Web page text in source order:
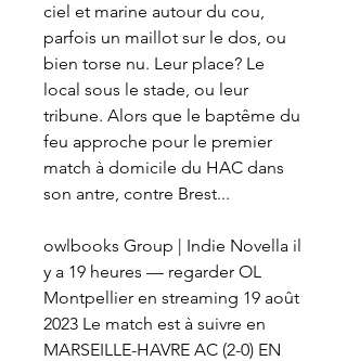
ciel et marine autour du cou,
parfois un maillot sur le dos, ou
bien torse nu. Leur place? Le
local sous le stade, ou leur
tribune. Alors que le baptême du
feu approche pour le premier
match à domicile du HAC dans
son antre, contre Brest...
owlbooks Group | Indie Novella il
y a 19 heures — regarder OL
Montpellier en streaming 19 août
2023 Le match est à suivre en
MARSEILLE-HAVRE AC (2-0) EN